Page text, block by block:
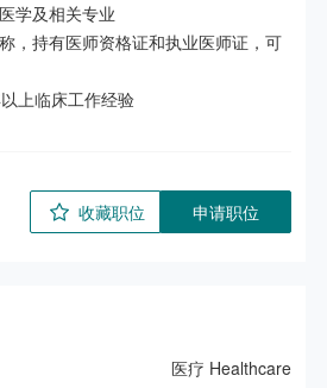
学及相关专业
，持有医师资格证和执业医师证，可
上临床工作经验
收藏职位 申请职位
医疗 Healthcare